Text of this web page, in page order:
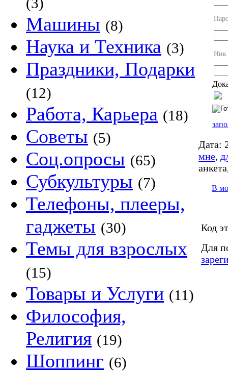
Машины (8)
Наука и Техника (3)
Праздники, Подарки
(12)
Работа, Карьера (18)
Советы (5)
Соц.опросы (65)
Субкультуры (7)
Телефоны, плееры,
гаджеты (30)
Темы для взрослых
(15)
Товары и Услуги (11)
Философия,
Религия (19)
Шоппинг (6)
Ник
Дата:
мне,
В
Код
Для